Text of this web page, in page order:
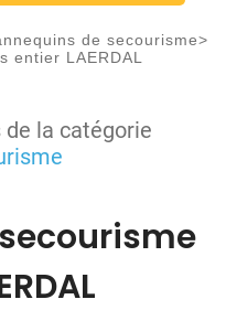
de secourisme>
entier LAERDAL
la catégorie